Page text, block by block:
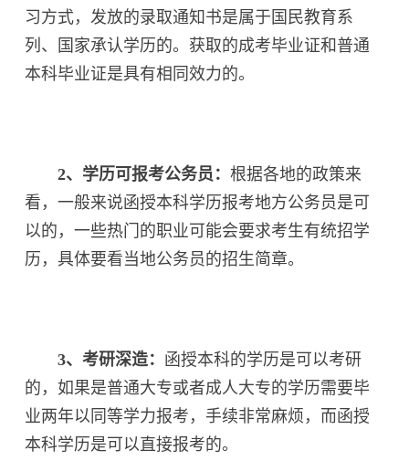
习方式，发放的录取通知书是属于国民教育系
列、国家承认学历的。获取的成考毕业证和普通
本科毕业证是具有相同效力的。
2、学历可报考公务员：根据各地的政策来
看，一般来说函授本科学历报考地方公务员是可
以的，一些热门的职业可能会要求考生有统招学
历，具体要看当地公务员的招生简章。
3、考研深造： 函授本科的学历是可以考研
的，如果是普通大专或者成人大专的学历需要毕
业两年以同等学力报考，手续非常麻烦，而函授
本科学历是可以直接报考的。